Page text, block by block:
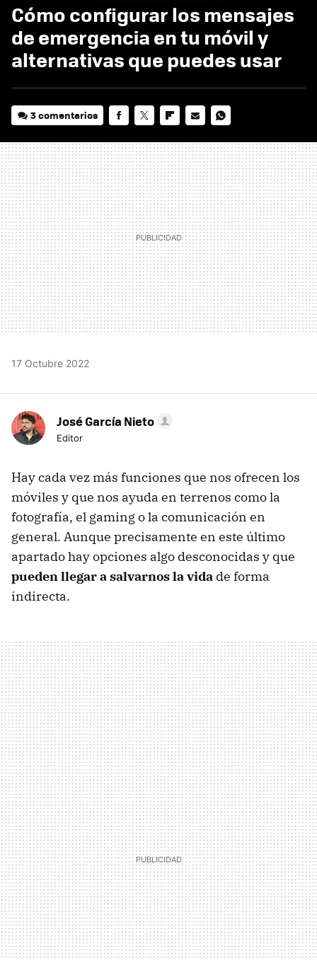
Cómo configurar los mensajes
de emergencia en tu móvil y
alternativas que puedes usar
3 comentarios
MAIL
17 Octubre 2022
José García Nieto
Editor
Hay cada vez más funciones que nos ofrecen los
móviles y que nos ayuda en terrenos como la
fotografía, el gaming o la comunicación en
general. Aunque precisamente en este último
apartado hay opciones algo desconocidas y que
pueden llegar a salvarnos la vida de forma
indirecta.